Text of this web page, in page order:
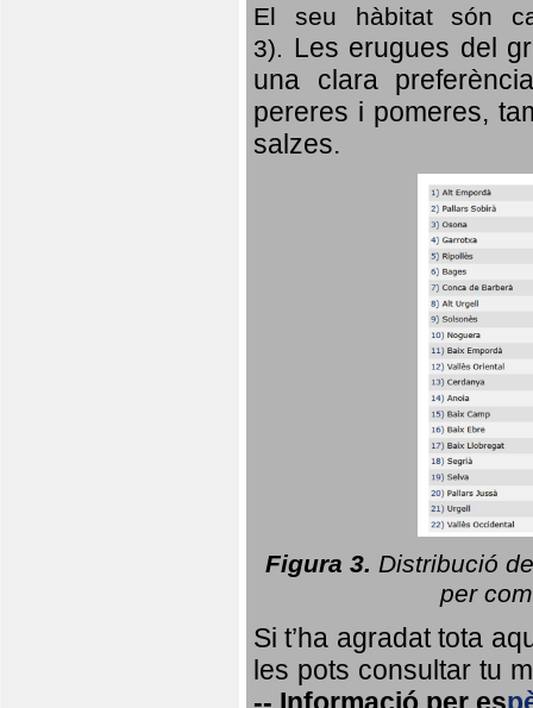
El seu hàbitat són
3). Les erugues del
una clara
pereres i pomeres,
salzes.
Figura 3. Distribució
per
Si t’ha agradat tota
les pots consultar tu